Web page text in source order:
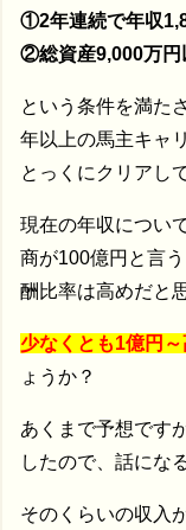
①2年連続で年収
②総資産9,000万円
という条件を満た
年以上の馬主キャ
とっくにクリアし
現在の年収につい
商が100億円と言
酬比率は高めだと
少なくとも1億円
ょうか？
あくまで予想です
したので、話にな
そのくらいの収入